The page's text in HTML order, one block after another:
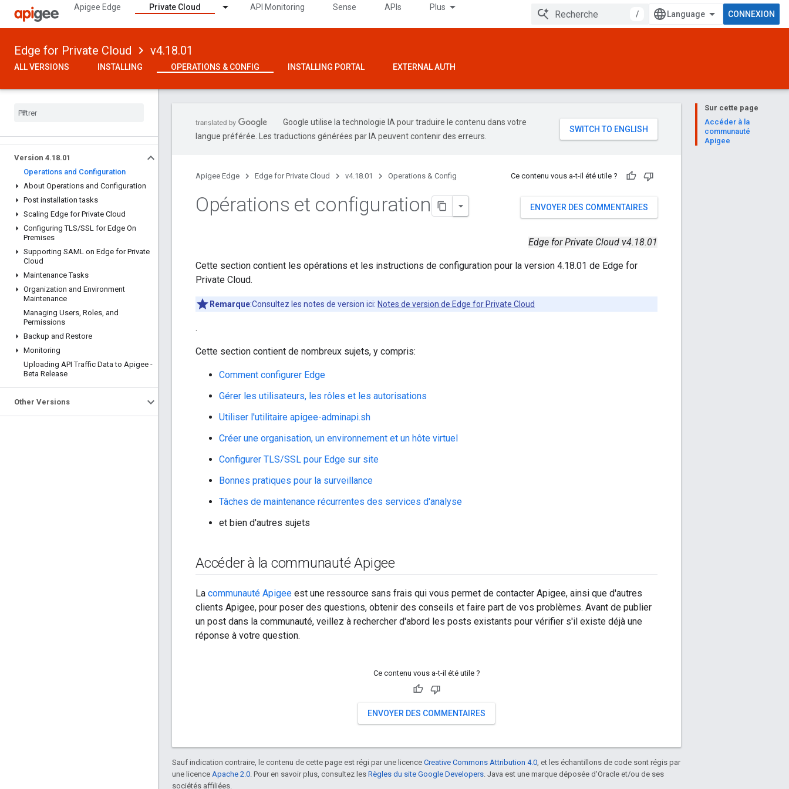
Apigee Edge Private Cloud API Monitoring Sense APIs Plus
/ CONNEXION
Edge for Private Cloud v4.18.01
ALL VERSIONS INSTALLING OPERATIONS & CONFIG INSTALLING PORTAL EXTERNAL AUTH
Version 4.18.01
Operations and Configuration
About Operations and Configuration
Post installation tasks
Scaling Edge for Private Cloud
Configuring TLS/SSL for Edge On
Premises
Supporting SAML on Edge for Private
Cloud
Maintenance Tasks
Organization and Environment
Maintenance
Managing Users, Roles, and
Permissions
Backup and Restore
Monitoring
Uploading API Traffic Data to Apigee -
Beta Release
Other Versions
Sur cette page
Accéder à la
communauté
Apigee
Google utilise la technologie IA pour traduire le contenu dans votre
langue préférée. Les traductions générées par IA peuvent contenir des erreurs.
Apigee Edge Edge for Private Cloud v4.18.01 Operations & Config Ce contenu vous a-t-il été utile ?
ENVOYER DES COMMENTAIRES
Opérations et configuration
Edge for Private Cloud v4.18.01
Cette section contient les opérations et les instructions de configuration pour la version 4.18.01 de Edge for
Private Cloud.
Remarque:Consultez les notes de version ici: Notes de version de Edge for Private Cloud
.
Cette section contient de nombreux sujets, y compris:
Comment configurer Edge
Gérer les utilisateurs, les rôles et les autorisations
Utiliser l'utilitaire apigee-adminapi.sh
Créer une organisation, un environnement et un hôte virtuel
Configurer TLS/SSL pour Edge sur site
Bonnes pratiques pour la surveillance
Tâches de maintenance récurrentes des services d'analyse
et bien d'autres sujets
Accéder à la communauté Apigee
La communauté Apigee est une ressource sans frais qui vous permet de contacter Apigee, ainsi que d'autres
clients Apigee, pour poser des questions, obtenir des conseils et faire part de vos problèmes. Avant de publier
un post dans la communauté, veillez à rechercher d'abord les posts existants pour vérifier s'il existe déjà une
réponse à votre question.
Ce contenu vous a-t-il été utile ?
ENVOYER DES COMMENTAIRES
Sauf indication contraire, le contenu de cette page est régi par une licence Creative Commons Attribution 4.0, et les échantillons de code sont régis par
une licence Apache 2.0. Pour en savoir plus, consultez les Règles du site Google Developers. Java est une marque déposée d'Oracle et/ou de ses
sociétés affiliées.